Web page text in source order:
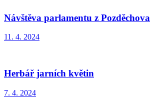
Návštěva parlamentu z Pozděchova
11. 4. 2024
Herbář jarních květin
7. 4. 2024